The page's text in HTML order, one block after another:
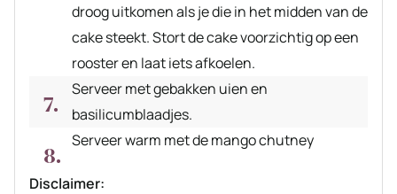
droog uitkomen als je die in het midden van de
cake steekt. Stort de cake voorzichtig op een
rooster en laat iets afkoelen.
Serveer met gebakken uien en
basilicumblaadjes.
Serveer warm met de mango chutney
Disclaimer: